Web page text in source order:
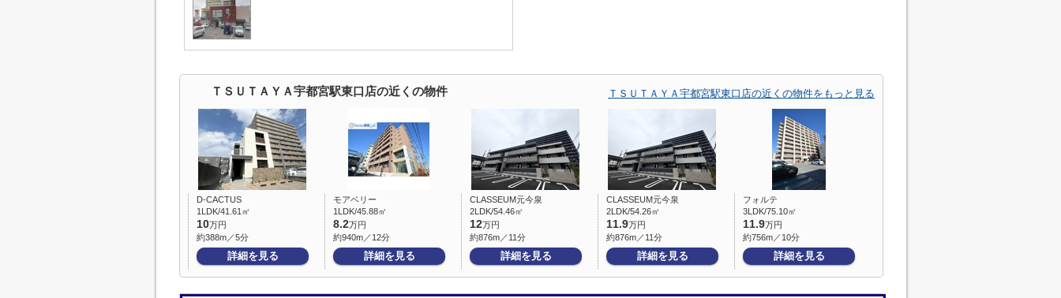
ＴＳＵＴＡＹＡ宇都宮駅東口店の近くの物件 ＴＳＵＴＡＹＡ宇都宮駅東口店の近くの物件をもっと見る
D-CACTUS
1LDK/41.61㎡
10万円
約388m／5分
詳細を見る
モアベリー
1LDK/45.88㎡
8.2万円
約940m／12分
詳細を見る
CLASSEUM元今泉
2LDK/54.46㎡
12万円
約876m／11分
詳細を見る
CLASSEUM元今泉
2LDK/54.26㎡
11.9万円
約876m／11分
詳細を見る
フォルテ
3LDK/75.10㎡
11.9万円
約756m／10分
詳細を見る